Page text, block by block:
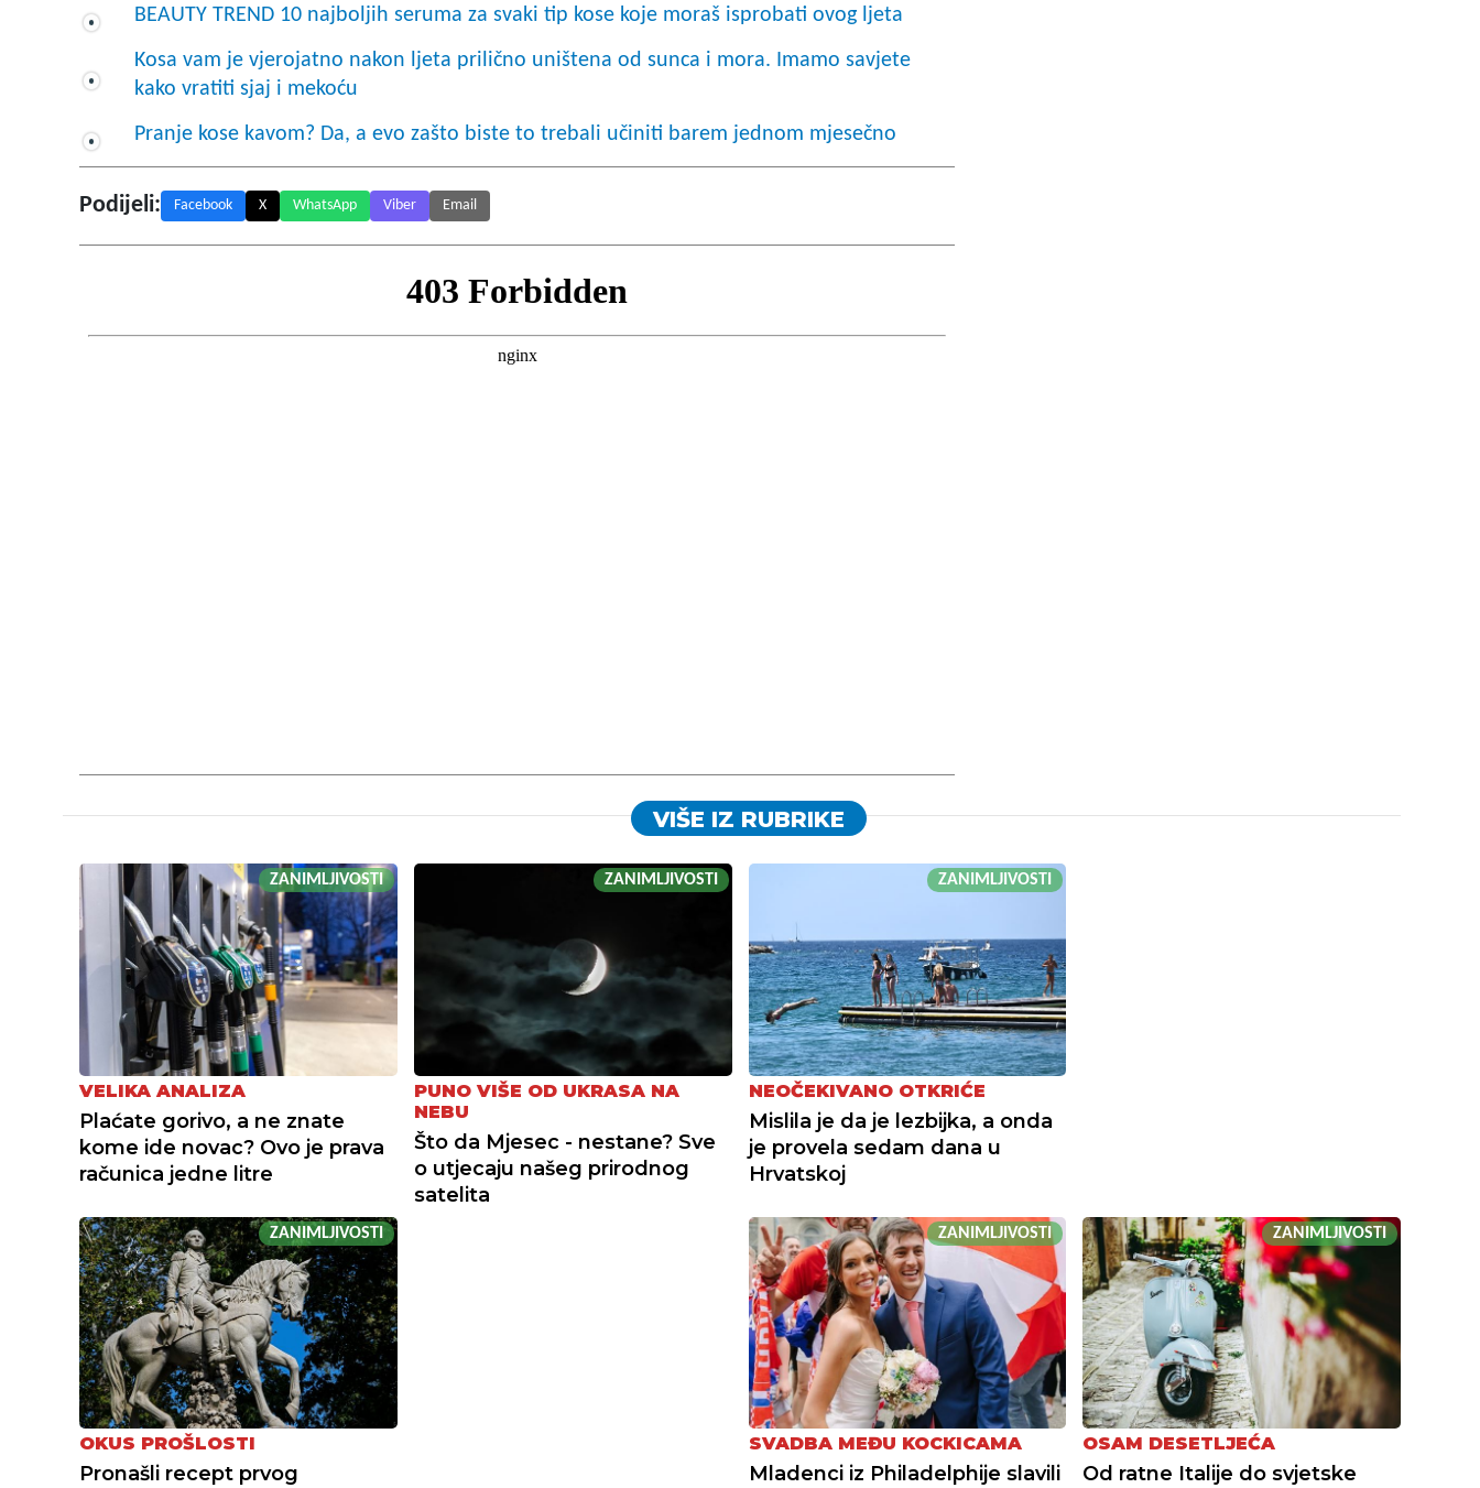
BEAUTY TREND 10 najboljih seruma za svaki tip kose koje moraš isprobati ovog ljeta
Kosa vam je vjerojatno nakon ljeta prilično uništena od sunca i mora. Imamo savjete
kako vratiti sjaj i mekoću
Pranje kose kavom? Da, a evo zašto biste to trebali učiniti barem jednom mjesečno
Podijeli: Facebook X WhatsApp Viber Email
VIŠE IZ RUBRIKE
ZANIMLJIVOSTI
VELIKA ANALIZA
Plaćate gorivo, a ne znate
kome ide novac? Ovo je prava
računica jedne litre
ZANIMLJIVOSTI
PUNO VIŠE OD UKRASA NA
NEBU
Što da Mjesec - nestane? Sve
o utjecaju našeg prirodnog
satelita
ZANIMLJIVOSTI
NEOČEKIVANO OTKRIĆE
Mislila je da je lezbijka, a onda
je provela sedam dana u
Hrvatskoj
ZANIMLJIVOSTI
OKUS PROŠLOSTI
Pronašli recept prvog
ZANIMLJIVOSTI
SVADBA MEĐU KOCKICAMA
Mladenci iz Philadelphije slavili
ZANIMLJIVOSTI
OSAM DESETLJEĆA
Od ratne Italije do svjetske